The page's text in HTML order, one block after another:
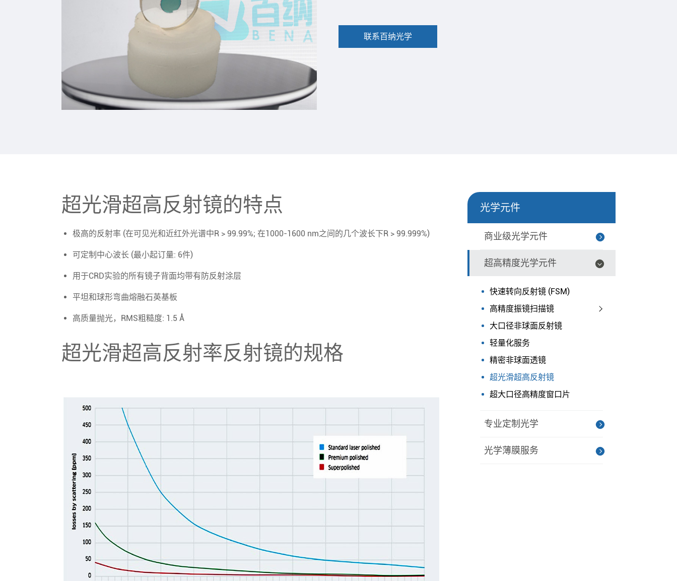
联系百纳光学
超光滑超高反射镜的特点
极高的反射率 (在可见光和近红外光谱中R > 99.99%; 在1000-1600 nm之间的几个波长下R > 99.999%)
可定制中心波长 (最小起订量: 6件)
用于CRD实验的所有镜子背面均带有防反射涂层
平坦和球形弯曲熔融石英基板
高质量抛光，RMS粗糙度: 1.5 Å
超光滑超高反射率反射镜的规格
光学元件
商业级光学元件
超高精度光学元件
快速转向反射镜 (FSM)
高精度振镜扫描镜
大口径非球面反射镜
轻量化服务
精密非球面透镜
超光滑超高反射镜
超大口径高精度窗口片
专业定制光学
光学薄膜服务